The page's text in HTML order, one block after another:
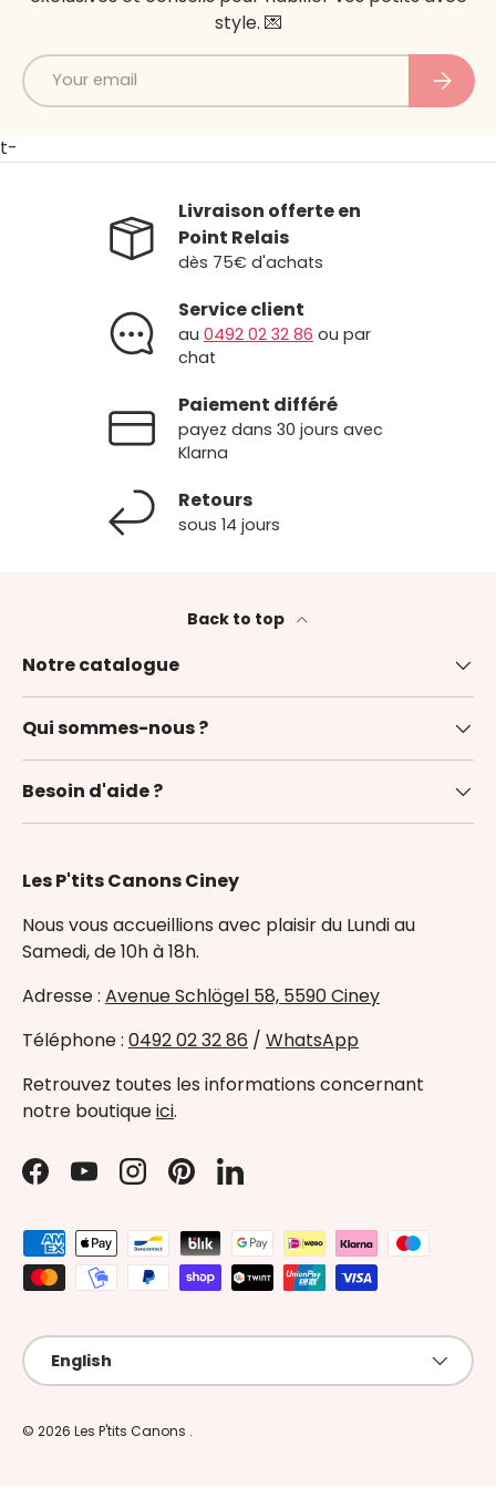
style. 💌
Email
t-
Livraison offerte en
Point Relais
dès 75€ d'achats
Service client
au 0492 02 32 86 ou par
chat
Paiement différé
payez dans 30 jours avec
Klarna
Retours
sous 14 jours
Back to top
Notre catalogue
Qui sommes-nous ?
Besoin d'aide ?
Les P'tits Canons Ciney
Nous vous accueillions avec plaisir du Lundi au
Samedi, de 10h à 18h.
Adresse : Avenue Schlögel 58, 5590 Ciney
Téléphone : 0492 02 32 86 / WhatsApp
Retrouvez toutes les informations concernant
notre boutiqueici.
Facebook
YouTubeInstagram
PinterestLinkedIn
Payment methods accepted
Language
English
© 2026 Les P'tits Canons .